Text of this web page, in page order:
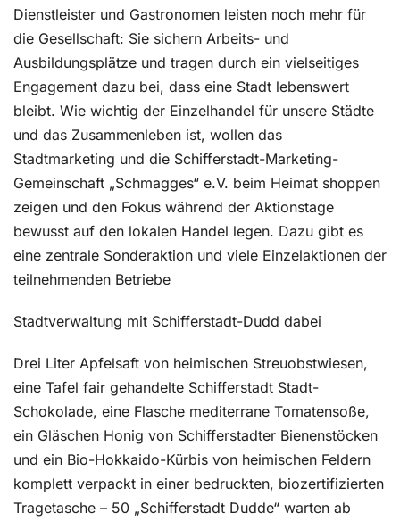
Dienstleister und Gastronomen leisten noch mehr für
die Gesellschaft: Sie sichern Arbeits- und
Ausbildungsplätze und tragen durch ein vielseitiges
Engagement dazu bei, dass eine Stadt lebenswert
bleibt. Wie wichtig der Einzelhandel für unsere Städte
und das Zusammenleben ist, wollen das
Stadtmarketing und die Schifferstadt-Marketing-
Gemeinschaft „Schmagges“ e.V. beim Heimat shoppen
zeigen und den Fokus während der Aktionstage
bewusst auf den lokalen Handel legen. Dazu gibt es
eine zentrale Sonderaktion und viele Einzelaktionen der
teilnehmenden Betriebe
Stadtverwaltung mit Schifferstadt-Dudd dabei
Drei Liter Apfelsaft von heimischen Streuobstwiesen,
eine Tafel fair gehandelte Schifferstadt Stadt-
Schokolade, eine Flasche mediterrane Tomatensoße,
ein Gläschen Honig von Schifferstadter Bienenstöcken
und ein Bio-Hokkaido-Kürbis von heimischen Feldern
komplett verpackt in einer bedruckten, biozertifizierten
Tragetasche – 50 „Schifferstadt Dudde“ warten ab